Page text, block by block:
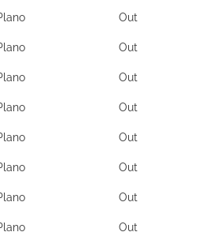
Out
Out
Out
Out
Out
Out
Out
Out